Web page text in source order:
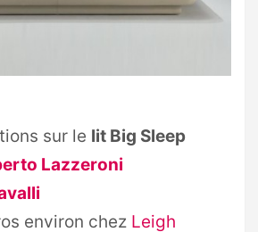
sur le lit Big Sleep
Lazzeroni
environ chez Leigh